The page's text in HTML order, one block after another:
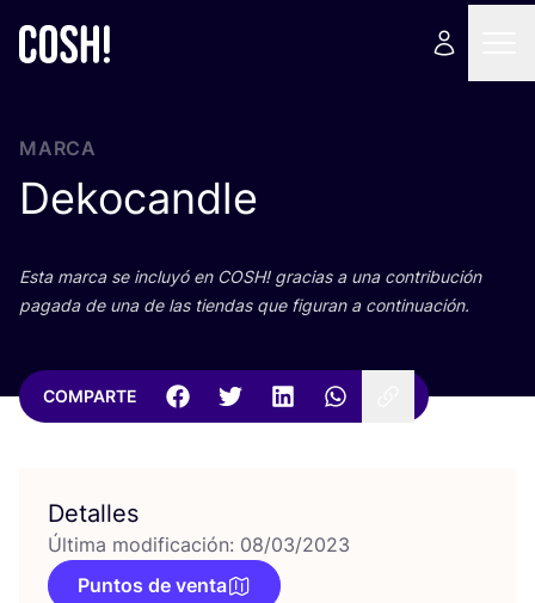
MARCA
Dekocandle
Esta mar­ca se inclu­yó en COSH! gra­cias a una con­tri­bu­ción
paga­da de una de las tien­das que figu­ran a continuación.
COMPARTE
Detalles
Última modificación: 08/03/2023
Puntos de venta